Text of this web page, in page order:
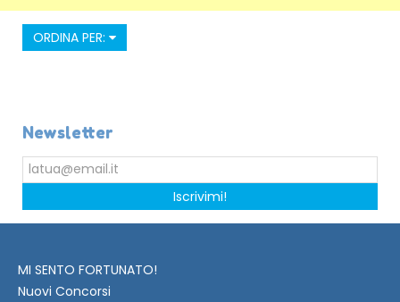
ORDINA PER:
Newsletter
Iscrivimi!
MI SENTO FORTUNATO!
Nuovi Concorsi